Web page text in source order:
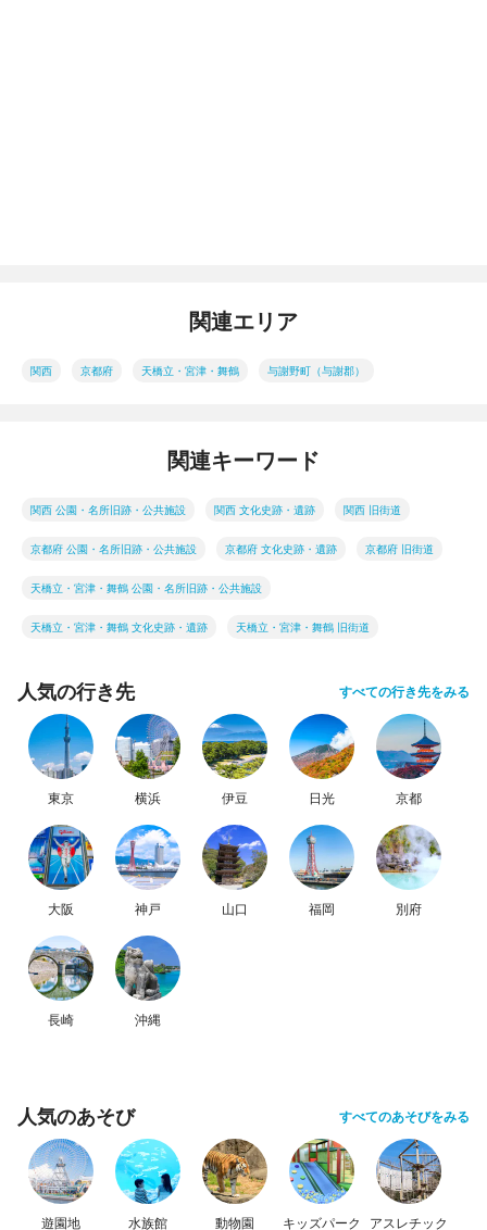
関連エリア
関西 京都府 天橋立・宮津・舞鶴 与謝野町（与謝郡）
関連キーワード
関西 公園・名所旧跡・公共施設 関西 文化史跡・遺跡 関西 旧街道
京都府 公園・名所旧跡・公共施設 京都府 文化史跡・遺跡 京都府 旧街道
天橋立・宮津・舞鶴 公園・名所旧跡・公共施設
天橋立・宮津・舞鶴 文化史跡・遺跡 天橋立・宮津・舞鶴 旧街道
人気の行き先 すべての行き先をみる
東京 横浜 伊豆 日光 京都
大阪 神戸 山口 福岡 別府
長崎 沖縄
人気のあそび すべてのあそびをみる
遊園地 水族館 動物園 キッズパーク アスレチック